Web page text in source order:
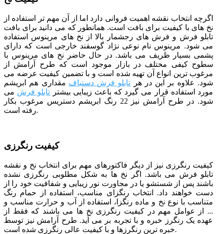
اگرچه انتخاب نقشه اهمیت فروانی دارد اما از آن مهم تر استفاده از
نخ های با کیفیت برای بافت است. همانطور که می دانید برای بافت
تابلو فرش و فرش های رجشمار بالا از نخ های مرینوس استفاده
می شود. مرینوس نام نوعی نژاد گوسفند خارجی است که دارای
پشمی بسیار ظریف می باشد. در حال حاضر نخ های مرینوس با
سطوح کیفی مختلف در بازار موجود است که طرح آرامش از
مرغوب ترین انواع آن تهیه شده است و با تضمین کیفیت عرضه می
شود. علاوه بر این در هر تابلو فرش دستباف مقداری هم ابریشم
مورد استفاده قرار می گیرد که باعث زیبایی بیشتر
تابلو فرش می
شود. در طرح آرامش نیز 22 رنگ ابریشم دستریس مرغوب بکار
رفته است.
کیفیت رنگرزی
کیفیت رنگرزی نیز از دیگر فاکتورهای مهم برای انتخاب نخ و نقشه
تابلو فرش می باشد. اگر نخ ها به شکل مطلوبی رنگرزی نشده
باشند پس از شستشو یا در مجاورت نور زیبایی و شفافیت خود را از
دست خواهند داد. انتخاب رنگزای مناسب، استفاده از حمام رنگ
متناسب با نوع نخ و ماده رنگزا، استفاده از آب و حرارت مناسب و
... از عوامل مهم در کیفیت رنگرزی نخ ها می باشند که فقط از
عهده یک رنگرز خبره و با تجربه بر می آید. طرح آرامش نیز توسط
خبره ترین رنگرزها و با کیفیت عالی رنگرزی شده است.